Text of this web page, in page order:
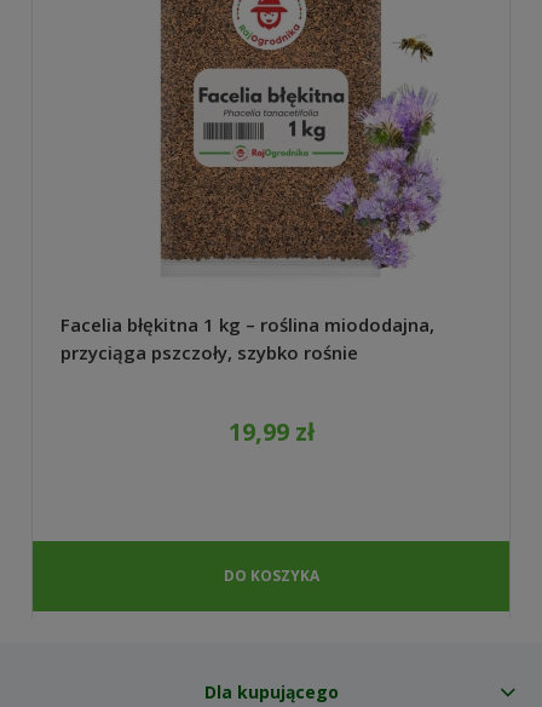
Facelia błękitna 1 kg – roślina miododajna,
przyciąga pszczoły, szybko rośnie
19,99 zł
DO KOSZYKA
Dla kupującego